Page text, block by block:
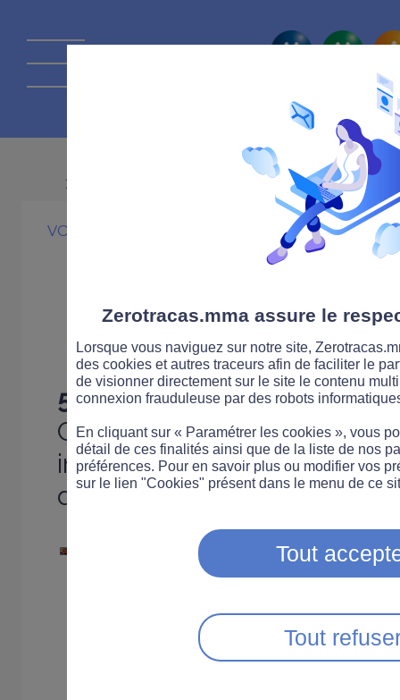
La route
26 MARS 2009
VOITURE
La route dont
héros
5 bandes dessinées
Conçues comme de
interactives, elles vous
d'apprendre en s'amusant !
Un week-end de folie
Le week-end est
le prof Parchok est là
Zerotracas.mma assure le
Lorsque vous naviguez sur notre site,
des cookies et autres traceurs afin de faciliter le
de visionner directement sur le site le contenu
connexion frauduleuse par des robots
En cliquant sur « Paramétrer les cookies », vous
détail de ces finalités ainsi que de la liste de nos
préférences. Pour en savoir plus ou modifier vos
sur le lien "Cookies" présent dans le menu de ce
Tout
Tout